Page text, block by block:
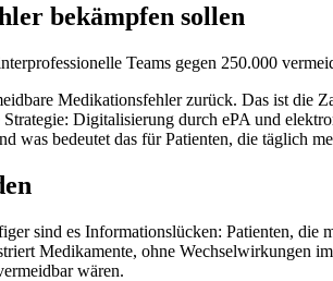
bekämpfen sollen
Teams gegen 250.000
Medikationsfehler zurück. Das ist
Digitalisierung durch ePA und
was bedeutet das für Patienten, die täglich
sind es Informationslücken: Patienten,
Medikamente, ohne Wechselwirkungen
wären.